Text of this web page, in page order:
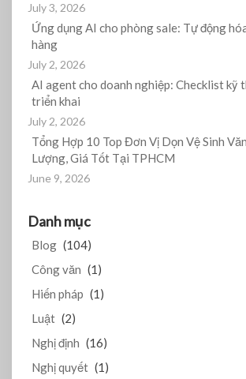
July 3, 2026
Ứng dụng AI cho phòng sale: Tự động
hàng
July 2, 2026
AI agent cho doanh nghiệp: Checklist kỹ
triển khai
July 2, 2026
Tổng Hợp 10 Top Đơn Vị Dọn Vệ Sinh
Lượng, Giá Tốt Tại TPHCM
June 9, 2026
Danh mục
Blog (104)
Công văn (1)
Hiến pháp (1)
Luật (2)
Nghị định (16)
Nghị quyết (1)